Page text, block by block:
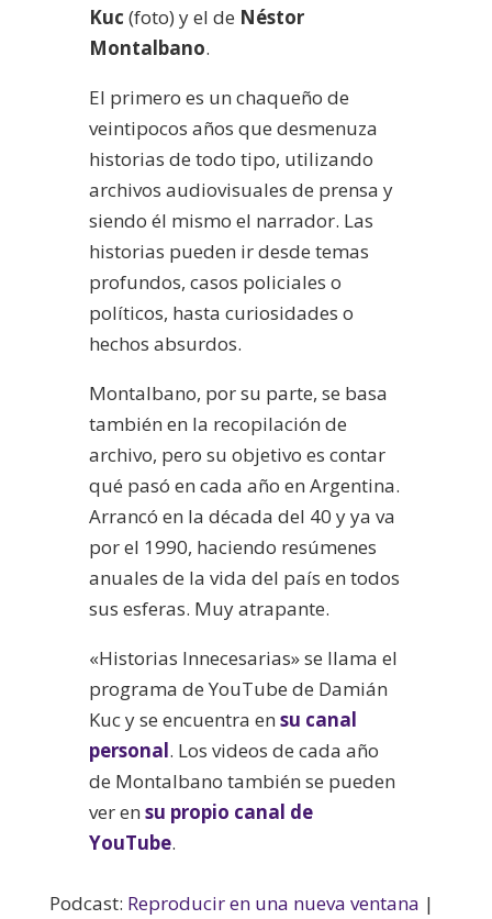
Kuc (foto) y el de Néstor
Montalbano.
El primero es un chaqueño de
veintipocos años que desmenuza
historias de todo tipo, utilizando
archivos audiovisuales de prensa y
siendo él mismo el narrador. Las
historias pueden ir desde temas
profundos, casos policiales o
políticos, hasta curiosidades o
hechos absurdos.
Montalbano, por su parte, se basa
también en la recopilación de
archivo, pero su objetivo es contar
qué pasó en cada año en Argentina.
Arrancó en la década del 40 y ya va
por el 1990, haciendo resúmenes
anuales de la vida del país en todos
sus esferas. Muy atrapante.
«Historias Innecesarias» se llama el
programa de YouTube de Damián
Kuc y se encuentra en su canal
personal. Los videos de cada año
de Montalbano también se pueden
ver en su propio canal de
YouTube.
Podcast: Reproducir en una nueva ventana |